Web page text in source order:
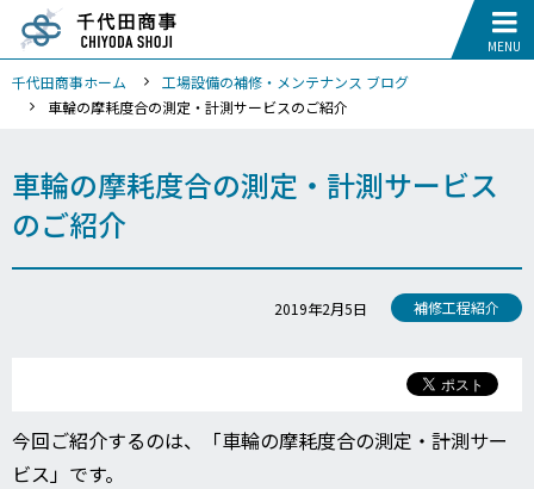
千代田商事ホーム
工場設備の補修・メンテナンス ブログ
車輪の摩耗度合の測定・計測サービスのご紹介
車輪の摩耗度合の測定・計測サービス
のご紹介
2019年2月5日 補修工程紹介
今回ご紹介するのは、「車輪の摩耗度合の測定・計測サー
ビス」です。